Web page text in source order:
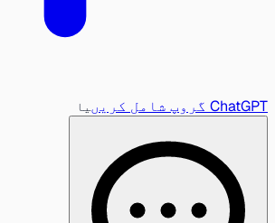
ChatGPT گروپ شامل کریں یا